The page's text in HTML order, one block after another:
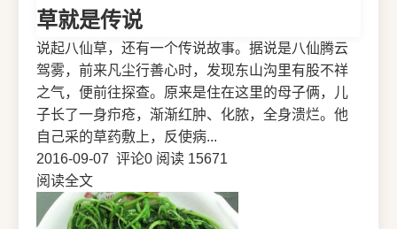
草就是传说
说起八仙草，还有一个传说故事。据说是八仙腾云
驾雾，前来凡尘行善心时，发现东山沟里有股不祥
之气，便前往探查。原来是住在这里的母子俩，儿
子长了一身疖疮，渐渐红肿、化脓，全身溃烂。他
自己采的草药敷上，反使病...
2016-09-07 评论0 阅读 15671
阅读全文